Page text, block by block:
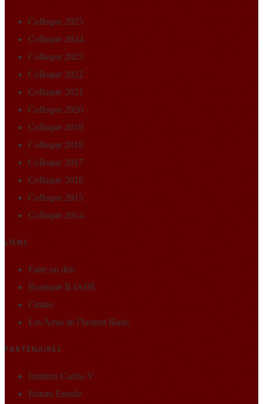
Colloque 2025
Colloque 2024
Colloque 2023
Colloque 2022
Colloque 2021
Colloque 2020
Colloque 2019
Colloque 2018
Colloque 2017
Colloque 2016
Colloque 2015
Colloque 2014
LIENS
Faire un don
Boutique ILIADE
Citatio
Les Amis de l'Institut Iliade
PARTENAIRES
Instituto Carlos V
Istituto Eneide